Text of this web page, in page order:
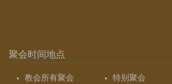
聚会时间地点
教会所有聚会 特别聚会